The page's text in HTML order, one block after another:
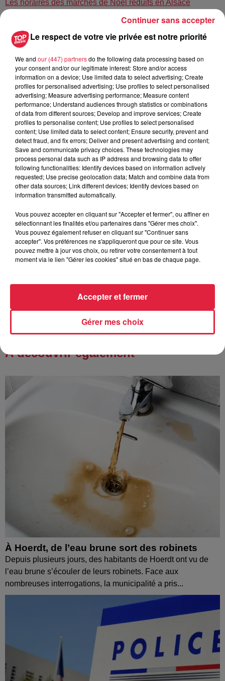
Les horaires des marchés de Noël réduits en Alsace
Publié : 30 septembre 2022 à 14h47 - Modifié : 30 octobre
2025 à 16h48 Céline Rinckel
A lire aussi
6 août 2026
À Hoerdt, de l’eau brune sort des
robinets
6 août 2026
Tags antisémites à Strasbourg :
Catherine Trautmann réagit
6 août 2026
À découvrir également
À Hoerdt, de l’eau brune sort des robinets
Depuis plusieurs jours, des habitants de Hoerdt ont vu de
l’eau brune s’écouler de leurs robinets. Face aux
nombreuses interrogations, la municipalité a pris...
Le respect de votre vie privée est notre priorité
We and our (447) partnersdo the following data processing based on
your consent and/or our legitimate interest: Store and/or access
information on a device; Use limited data to select advertising; Create
profiles for personalised advertising; Use profiles to select personalised
advertising; Measure advertising performance; Measure content
performance; Understand audiences through statistics or combinations
of data from different sources; Develop and improve services; Create
profiles to personalise content; Use profiles to select personalised
content; Use limited data to select content; Ensure security, prevent and
detect fraud, and fix errors; Deliver and present advertising and content;
Save and communicate privacy choices. These technologies may
process personal data such as IP address and browsing data to offer
following functionalities: Identify devices based on information actively
requested; Use precise geolocation data; Match and combine data from
other data sources; Link different devices; Identify devices based on
information transmitted automatically.
Vous pouvez accepter en cliquant sur "Accepter et fermer", ou affiner en
sélectionnant les finalités et/ou partenaires dans "Gérer mes choix".
Vous pouvez également refuser en cliquant sur "Continuer sans
accepter". Vos préférences ne s'appliqueront que pour ce site. Vous
pouvez mettre à jour vos choix, ou retirer votre consentement à tout
moment via le lien "Gérer les cookies" situé en bas de chaque page.
Gérer mes choix
Accepter et fermer
Continuer sans accepter